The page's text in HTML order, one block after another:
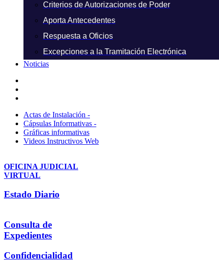
Criterios de Autorizaciones de Poder
Aporta Antecedentes
Respuesta a Oficios
Excepciones a la Tramitación Electrónica
Noticias
Actas de Instalación -
Cápsulas Informativas -
Gráficas informativas
Videos Instructivos Web
OFICINA JUDICIAL
VIRTUAL
Estado Diario
Consulta de
Expedientes
Confidencialidad